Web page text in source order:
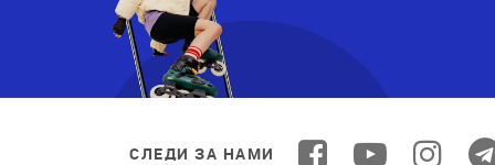
СЛЕДИ ЗА НАМИ